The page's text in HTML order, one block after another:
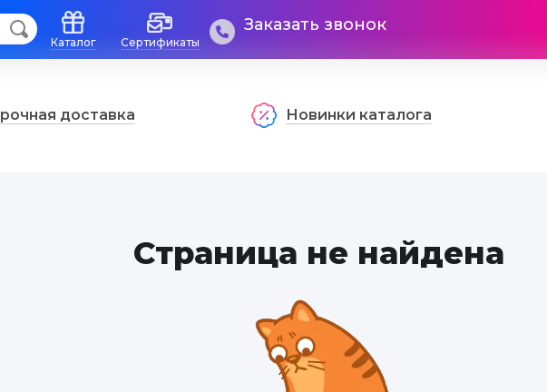
Каталог Сертификаты
Заказать звонок
доставка Новинки каталога
Страница не найдена